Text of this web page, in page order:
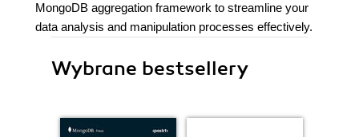
MongoDB aggregation framework to streamline your
data analysis and manipulation processes effectively.
Wybrane bestsellery